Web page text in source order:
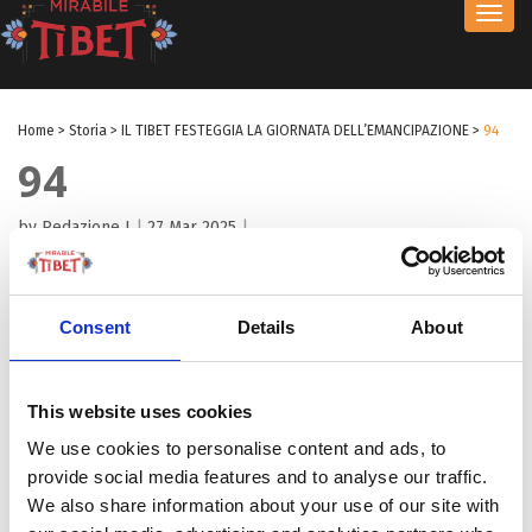
Consent Details About
This website uses cookies
We use cookies to personalise content and ads, to
provide social media features and to analyse our traffic.
We also share information about your use of our site with
Home > Storia > IL TIBET FESTEGGIA LA GIORNATA DELL’EMANCIPAZIONE > 94
94
by Redazione I | 27 Mar 2025 |